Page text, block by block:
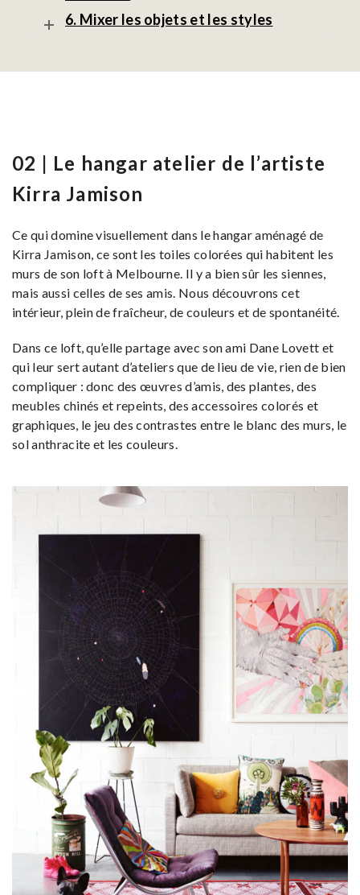
6. Mixer les objets et les styles
02 | Le hangar atelier de l’artiste
Kirra Jamison
Ce qui domine visuellement dans le hangar aménagé de
Kirra Jamison, ce sont les toiles colorées qui habitent les
murs de son loft à Melbourne. Il y a bien sûr les siennes,
mais aussi celles de ses amis. Nous découvrons cet
intérieur, plein de fraîcheur, de couleurs et de spontanéité.
Dans ce loft, qu’elle partage avec son ami Dane Lovett et
qui leur sert autant d’ateliers que de lieu de vie, rien de bien
compliquer : donc des œuvres d’amis, des plantes, des
meubles chinés et repeints, des accessoires colorés et
graphiques, le jeu des contrastes entre le blanc des murs, le
sol anthracite et les couleurs.